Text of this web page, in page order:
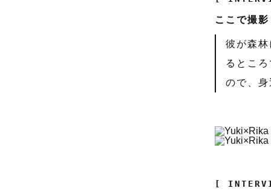
ここで撮
彼が森
るとこ
ので、
[